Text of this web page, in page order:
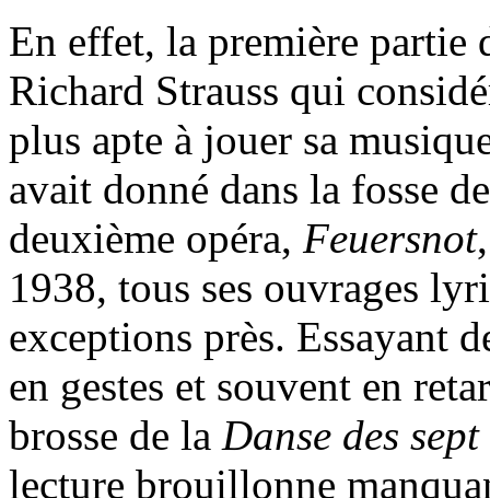
En effet, la première partie
Richard Strauss qui
plus apte à jouer sa
avait donné dans la fosse
deuxième opéra, Feuersnot
1938, tous ses ouvrages
exceptions près. Essayant
en gestes et souvent en
brosse de la Danse des
lecture brouillonne